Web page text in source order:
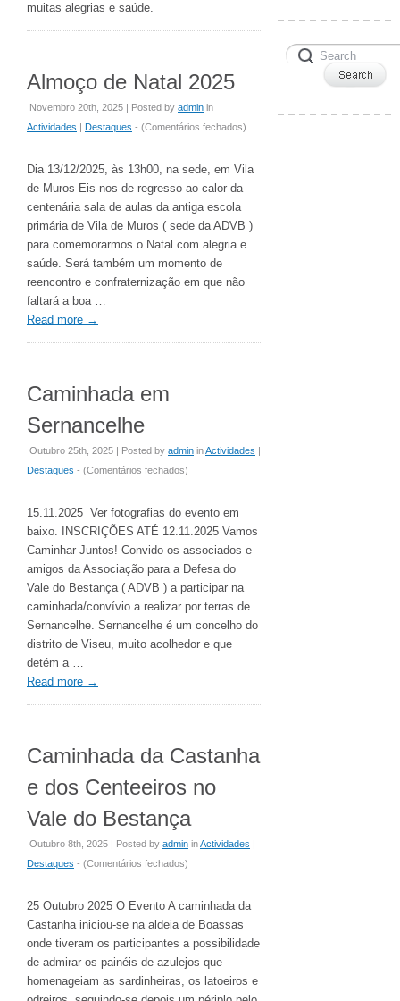
muitas alegrias e saúde.
Almoço de Natal 2025
Novembro 20th, 2025 | Posted by admin in
Actividades | Destaques - (Comentários fechadosem
de
)
Dia 13/12/2025, às 13h00, na sede, em Vila
de Muros Eis-nos de regresso ao calor da
centenária sala de aulas da antiga escola
primária de Vila de Muros ( sede da ADVB )
para comemorarmos o Natal com alegria e
saúde. Será também um momento de
reencontro e confraternização em que não
faltará a boa …
Read more →
Caminhada em
Sernancelhe
Outubro 25th, 2025 | Posted by admin inActividades |
Destaques - (Comentários fechadosem
Sernancelhe
)
15.11.2025 Ver fotografias do evento em
baixo. INSCRIÇÕES ATÉ 12.11.2025 Vamos
Caminhar Juntos! Convido os associados e
amigos da Associação para a Defesa do
Vale do Bestança ( ADVB ) a participar na
caminhada/convívio a realizar por terras de
Sernancelhe. Sernancelhe é um concelho do
distrito de Viseu, muito acolhedor e que
detém a …
Read more →
Caminhada da Castanha
e dos Centeeiros no
Vale do Bestança
Outubro 8th, 2025 | Posted by admin inActividades |
Destaques - (Comentários fechadosem
Castanha
dos
Centeeiros
)
25 Outubro 2025 O Evento A caminhada da
Castanha iniciou-se na aldeia de Boassas
onde tiveram os participantes a possibilidade
de admirar os painéis de azulejos que
homenageiam as sardinheiras, os latoeiros e